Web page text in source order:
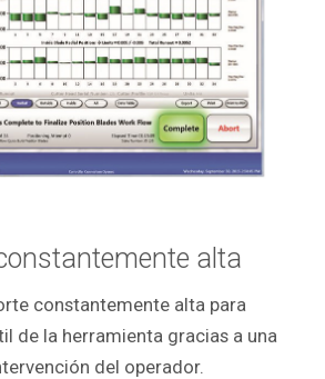
alta
constantemente alta para
de la herramienta gracias a una
del operador.